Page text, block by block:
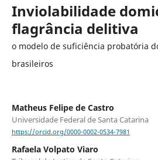
Inviolabilidade
flagrância delitiva
o modelo de suficiência probatória
brasileiros
Matheus Felipe de Castro
Universidade Federal de Santa Catarina
https://orcid.org/0000-0002-0534-7981
Rafaela Volpato Viaro